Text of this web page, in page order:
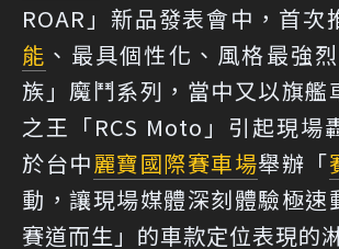
ROAR」新品發表會中，首次
能 、最具個性化、風格最強
族」魔鬥系列，當中又以旗艦
之王「RCS Moto」引起現場
於台中麗寶國際賽車場舉辦「
動，讓現場媒體深刻體驗極速
賽道而生」的車款定位表現的